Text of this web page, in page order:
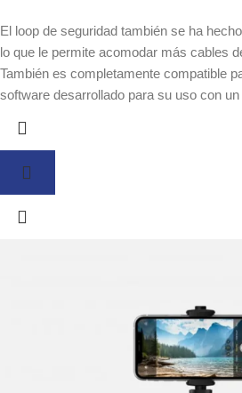
El loop de seguridad también se ha
lo que le permite acomodar más cables
También es completamente compatible
software desarrollado para su uso con